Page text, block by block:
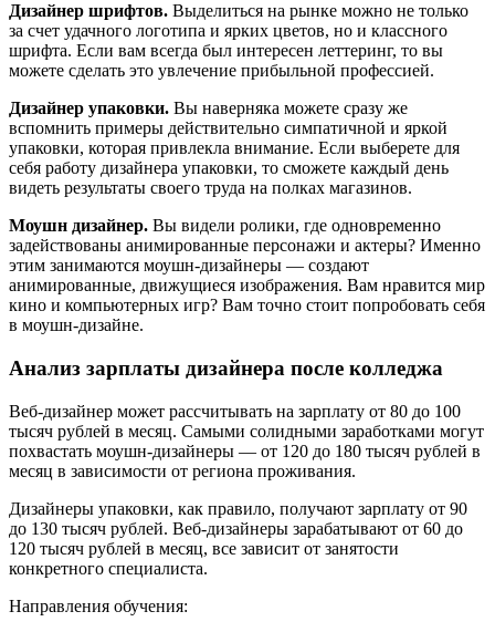
Дизайнер шрифтов. Выделиться на рынке можно не только
за счет удачного логотипа и ярких цветов, но и классного
шрифта. Если вам всегда был интересен леттеринг, то вы
можете сделать это увлечение прибыльной профессией.
Дизайнер упаковки. Вы наверняка можете сразу же
вспомнить примеры действительно симпатичной и яркой
упаковки, которая привлекла внимание. Если выберете для
себя работу дизайнера упаковки, то сможете каждый день
видеть результаты своего труда на полках магазинов.
Моушн дизайнер. Вы видели ролики, где одновременно
задействованы анимированные персонажи и актеры? Именно
этим занимаются моушн-дизайнеры — создают
анимированные, движущиеся изображения. Вам нравится мир
кино и компьютерных игр? Вам точно стоит попробовать себя
в моушн-дизайне.
Анализ зарплаты дизайнера после колледжа
Веб-дизайнер может рассчитывать на зарплату от 80 до 100
тысяч рублей в месяц. Самыми солидными заработками могут
похвастать моушн-дизайнеры — от 120 до 180 тысяч рублей в
месяц в зависимости от региона проживания.
Дизайнеры упаковки, как правило, получают зарплату от 90
до 130 тысяч рублей. Веб-дизайнеры зарабатывают от 60 до
120 тысяч рублей в месяц, все зависит от занятости
конкретного специалиста.
Направления обучения: